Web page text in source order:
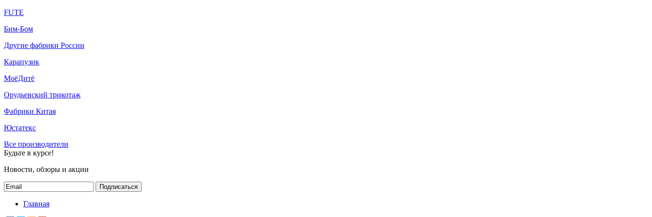
FUTE
Бим-Бом
Другие фабрики России
Карапузик
МоёДитё
Орудьевский трикотаж
Фабрики Китая
Юстатекс
Все производители
Будьте в курсе!
Новости, обзоры и акции
Подписаться
Главная